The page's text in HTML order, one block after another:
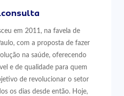
em 2011, na favela de
com a proposta de fazer
na saúde, oferecendo
e de qualidade para quem
de revolucionar o setor
os dias desde então. Hoje,